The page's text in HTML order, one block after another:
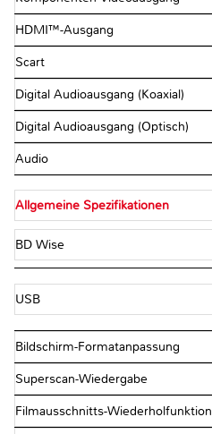
HDMI™-Ausgang
Scart
Digital Audioausgang (Koaxial)
Digital Audioausgang (Optisch)
Audio
Allgemeine Spezifikationen
BD Wise
USB
Bildschirm-Formatanpassung
Superscan-Wiedergabe
Filmausschnitts-Wiederholfunktion